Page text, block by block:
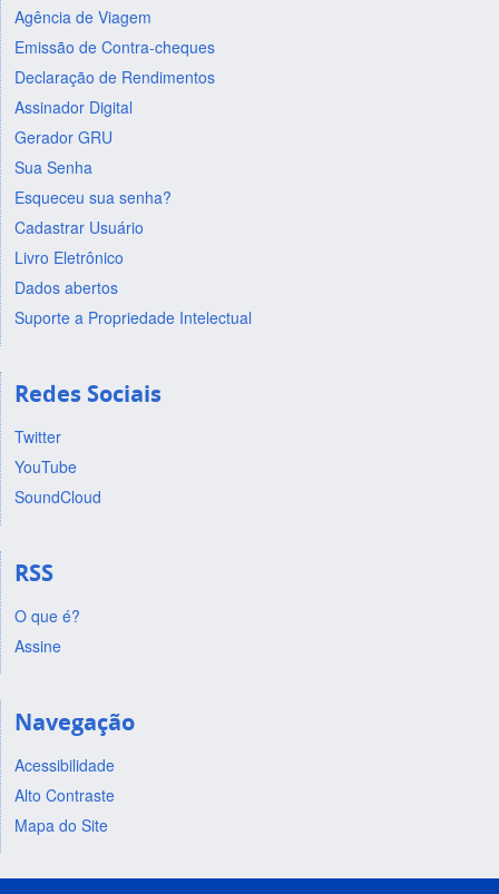
Agência de Viagem
Emissão de Contra-cheques
Declaração de Rendimentos
Assinador Digital
Gerador GRU
Sua Senha
Esqueceu sua senha?
Cadastrar Usuário
Livro Eletrônico
Dados abertos
Suporte a Propriedade Intelectual
Redes Sociais
Twitter
YouTube
SoundCloud
RSS
O que é?
Assine
Navegação
Acessibilidade
Alto Contraste
Mapa do Site